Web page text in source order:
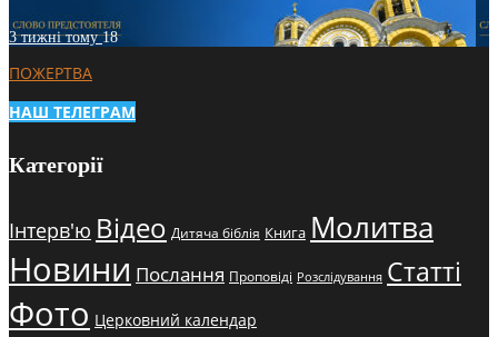
3 тижні тому18
ПОЖЕРТВА
НАШ ТЕЛЕГРАМ
Категорії
Інтерв'ю Відео Дитяча біблія Книга Молитва
Новини Послання Проповіді Розслідування Статті
Фото Церковний календар